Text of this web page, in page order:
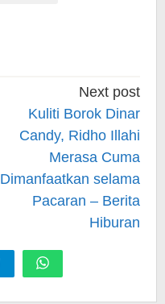
Next post
Kuliti Borok Dinar
Candy, Ridho Illahi
Merasa Cuma
Dimanfaatkan selama
Pacaran – Berita
Hiburan